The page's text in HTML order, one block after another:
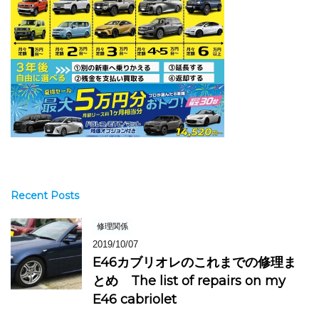
Recent Posts
修理関係
2019/10/07
E46カブリオレのこれまでの修理ま
とめ The list of repairs on my
E46 cabriolet